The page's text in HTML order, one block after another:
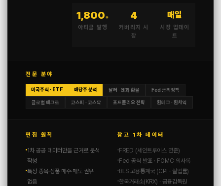
1,800+
아티클 발행
4
커버리지 시
장
매일
시장 업데이
트
전문 분야
미국주식 · ETF 배당주 분석 달러 · 엔화 환율 Fed 금리정책
글로벌 매크로 코스피 · 코스닥 포트폴리오 전략 환테크 · 환차익
편집 원칙
1차 공공 데이터만을 근거로 분석
작성
특정 종목·상품 매수·매도 권유
없음
참고 1차 데이터
FRED (세인트루이스 연준)
Fed 공식 발표 · FOMC 의사록
BLS 고용통계국 (CPI · 실업률)
한국거래소(KRX) · 금융감독원